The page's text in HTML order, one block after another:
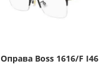
Оправа Boss 1616/F I46